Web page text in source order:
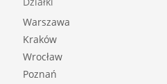
Warszawa
Kraków
Wrocław
Poznań